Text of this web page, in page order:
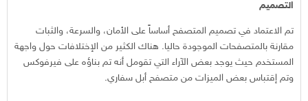
التصميم
تم الاعتماد في تصميم المتصفح أساساً على الأمان، والسرعة، والثبات
مقارنة بالمتصفحات الموجودة حاليا. هناك الكثير من الإختلافات حول واجهة
المستخدم حيث يوجد بعض الآراء التي تقومل أنه تم بناؤه على فيرفوكس
وتم إقتباس بعض الميزات من متصفح أبل سفاري.